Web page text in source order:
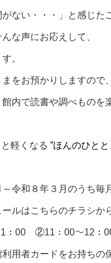
がない・・・」と感じた
な声にお応えして、
。
をお預かりしますので、
内で読書や調べものを
軽くなる ”ほんのひとと
令和８年３月のうち毎
こちらのチラシか
②11：00～12
者カードをお持ちの